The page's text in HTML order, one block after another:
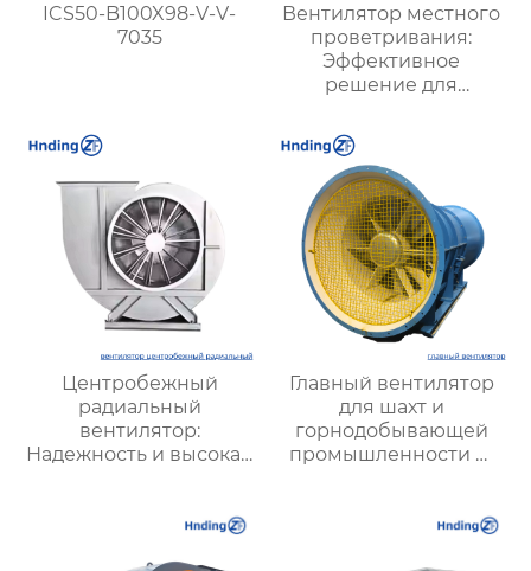
ICS50-B100X98-V-V-
7035
Вентилятор местного
проветривания:
Эффективное
решение для
воздуха и комфорта на
рабочих местах
Центробежный
радиальный
вентилятор:
Надежность и высокая
вентиляции и
Главный вентилятор
для шахт и
горнодобывающей
промышленности —
надежность